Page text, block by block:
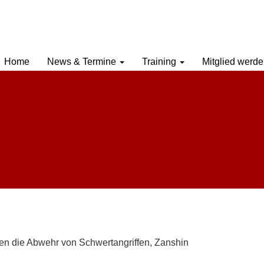
Home News & Termine Training Mitglied
die Abwehr von Schwertangriffen, Zanshin